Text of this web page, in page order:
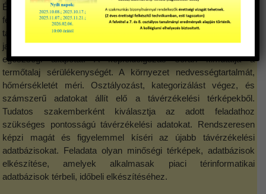
Értelmezi és kiértékeli az analóg és digitális, földi, légi és űr
felvételeket. Távérzékelési szoftvereket kezel. Földi és légi
távérzékelési felvételeket készít. Elő-feldolgozást végez, illetve
javítja a távérzékelési adatokat. Meghatározza a növények
egészségi állapotát. A képfeldolgozás során kimutatja a
termőtalaj sérülékenységét. A környezet nedvességtartalmát,
hőmérsékletét méri. Osztályozást, kategorizálást végez, és
számszerű adatokat állít elő a távérzékelési térképekből.
Tudatos szakemberként kiválasztja az adott feladathoz
szükséges pontosságú távérzékelési adatokat. Rendszeresen
képzi magát és figyelemmel kíséri az újabb távérzékelési
adatbázisokat. Feladata olyan minőségi térképek, adatbázisok
elkészítése, amelyek alkalmasak piaci térinformatikai
adatbázisok térbeli, időbeli elkészítéséhez.